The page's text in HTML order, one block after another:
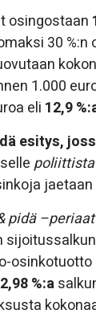
osingostaan
30
1.000
eli 12,9
esitys,
pidä
osinkotuotto
2,98 %:a